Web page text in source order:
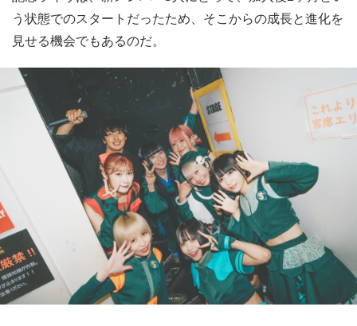
う状態でのスタートだったため、そこからの成長と進化を
見せる機会でもあるのだ。